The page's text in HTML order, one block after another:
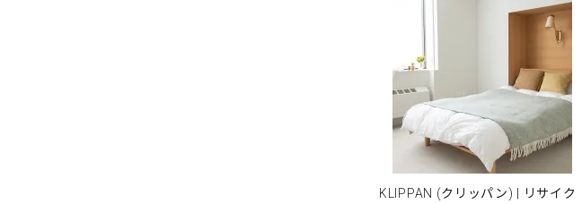
KLIPPAN (クリッパン) | リサイク